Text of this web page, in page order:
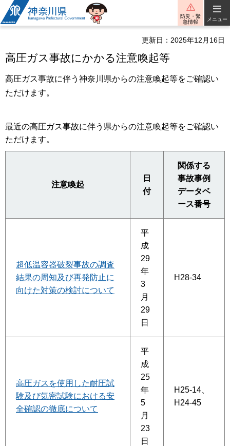
神奈川県
防災・緊
急情報
メニュー
更新日：2025年12月16日
高圧ガス事故にかかる注意喚起等
高圧ガス事故に伴う神奈川県からの注意喚起等をご確認い
ただけます。
最近の高圧ガス事故に伴う県からの注意喚起等をご確認い
ただけます。
注意喚起
日
付
関係する
事故事例
データベ
ース番号
超低温容器破裂事故の調査
結果の周知及び再発防止に
向けた対策の検討について
平
成
29
年
3
月
29
日
H28-34
高圧ガスを使用した耐圧試
験及び気密試験における安
全確認の徹底について
平
成
25
年
5
月
23
日
H25-14、
H24-45